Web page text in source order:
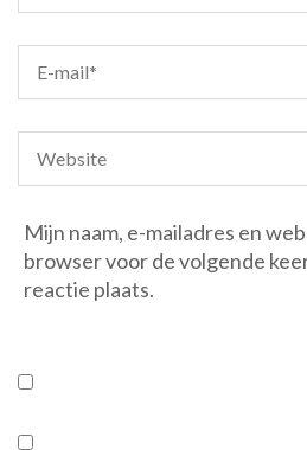
Mijn naam, e-mailadres en
browser voor de volgende
reactie plaats.